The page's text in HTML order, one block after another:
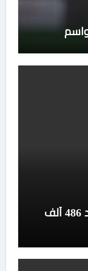
الإفراج عن إبراهيم سعيد بعد سداد 486 ألف